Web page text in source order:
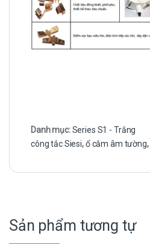
Danh mục:Series S1 - Trắng
công tắc Siesi,ổ cắm âm tường,
Sản phẩm tương tự